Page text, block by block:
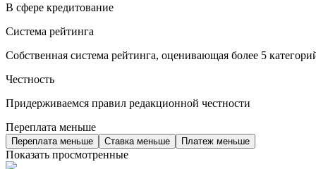
В сфере кредитование
Система рейтинга
Собственная система рейтинга, оценивающая более 5
Честность
Придерживаемся правил редакционной честности
Переплата меньше
Переплата меньше Ставка меньше Платеж меньше
Показать просмотренные